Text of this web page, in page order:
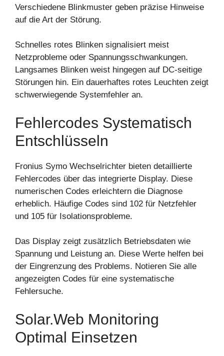
Verschiedene Blinkmuster geben präzise Hinweise
auf die Art der Störung.
Schnelles rotes Blinken signalisiert meist
Netzprobleme oder Spannungsschwankungen.
Langsames Blinken weist hingegen auf DC-seitige
Störungen hin. Ein dauerhaftes rotes Leuchten zeigt
schwerwiegende Systemfehler an.
Fehlercodes Systematisch
Entschlüsseln
Fronius Symo Wechselrichter bieten detaillierte
Fehlercodes über das integrierte Display. Diese
numerischen Codes erleichtern die Diagnose
erheblich. Häufige Codes sind 102 für Netzfehler
und 105 für Isolationsprobleme.
Das Display zeigt zusätzlich Betriebsdaten wie
Spannung und Leistung an. Diese Werte helfen bei
der Eingrenzung des Problems. Notieren Sie alle
angezeigten Codes für eine systematische
Fehlersuche.
Solar.web Monitoring
Optimal Einsetzen